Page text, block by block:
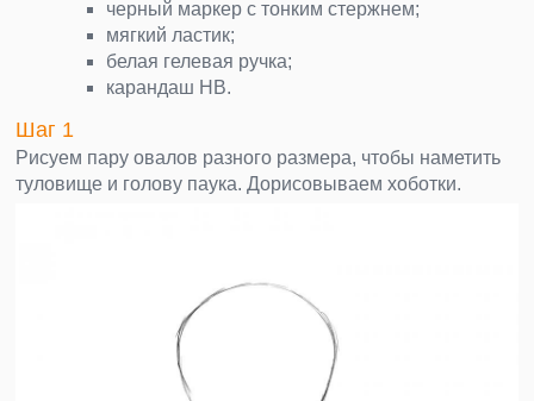
черный маркер с тонким стержнем;
мягкий ластик;
белая гелевая ручка;
карандаш НВ.
Шаг 1
Рисуем пару овалов разного размера, чтобы наметить
туловище и голову паука. Дорисовываем хоботки.